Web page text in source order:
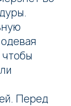
Перед